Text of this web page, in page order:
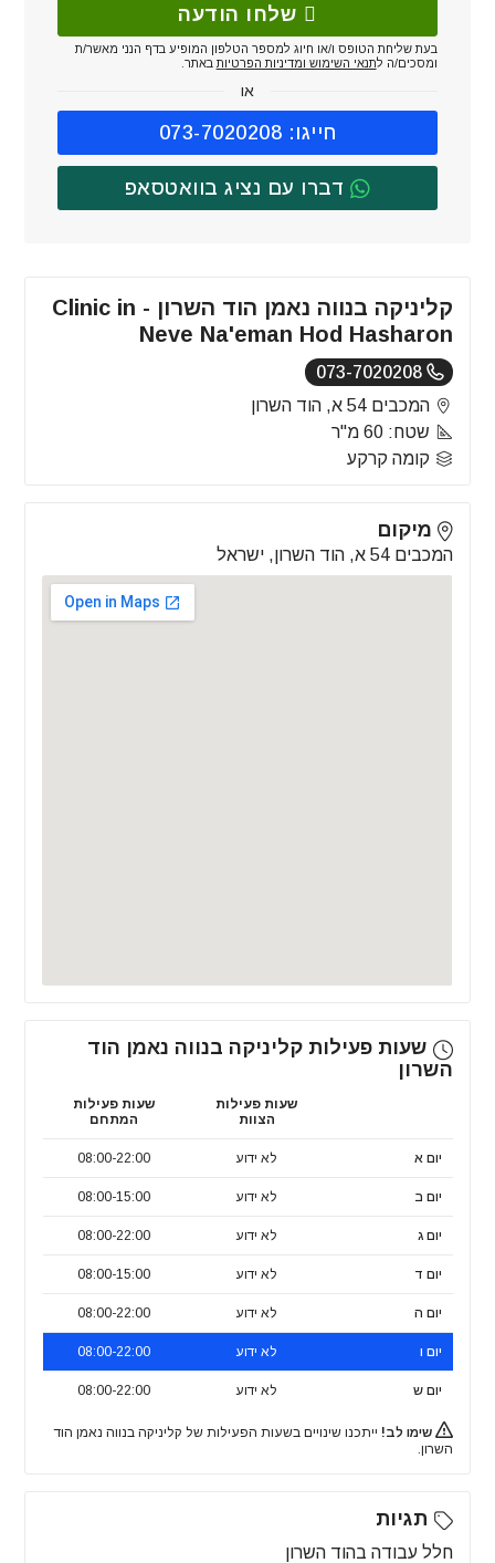
שלחו הודעה
בעת שליחת הטופס ו/או חיוג למספר הטלפון המופיע בדף הנני מאשר/ת
ומסכים/ה לתנאי השימוש ומדיניות הפרטיות באתר.
או
חייגו: 073-7020208
דברו עם נציג בוואטסאפ
קליניקה בנווה נאמן הוד השרון - Clinic in
Neve Na'eman Hod Hasharon
073-7020208
המכבים 54 א, הוד השרון
שטח: 60 מ"ר
קומה קרקע
מיקום
המכבים 54 א, הוד השרון, ישראל
שעות פעילות קליניקה בנווה נאמן הוד
השרון
שעות פעילות
הצוות
שעות פעילות
המתחם
יום א לא ידוע 08:00-22:00
יום ב לא ידוע 08:00-15:00
יום ג לא ידוע 08:00-22:00
יום ד לא ידוע 08:00-15:00
יום ה לא ידוע 08:00-22:00
יום ו לא ידוע 08:00-22:00
יום ש לא ידוע 08:00-22:00
שימו לב! ייתכנו שינויים בשעות הפעילות של קליניקה בנווה נאמן הוד
השרון.
תגיות
חלל עבודה בהוד השרון